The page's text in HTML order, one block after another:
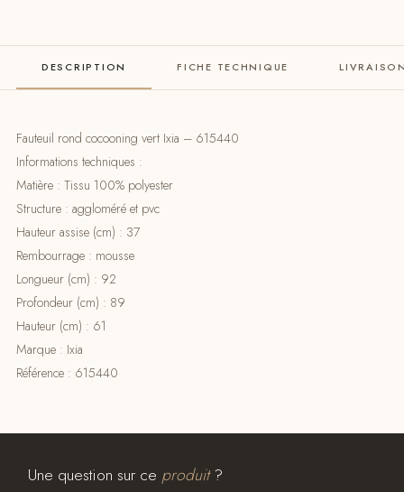
DESCRIPTION FICHE TECHNIQUE
Fauteuil rond cocooning vert Ixia – 615440
Informations techniques :
Matière : Tissu 100% polyester
Structure : aggloméré et pvc
Hauteur assise (cm) : 37
Rembourrage : mousse
Longueur (cm) : 92
Profondeur (cm) : 89
Hauteur (cm) : 61
Marque : Ixia
Référence : 615440
Une question sur ce produit?